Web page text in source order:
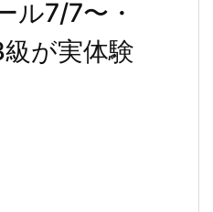
ル7/7〜・
が実体験